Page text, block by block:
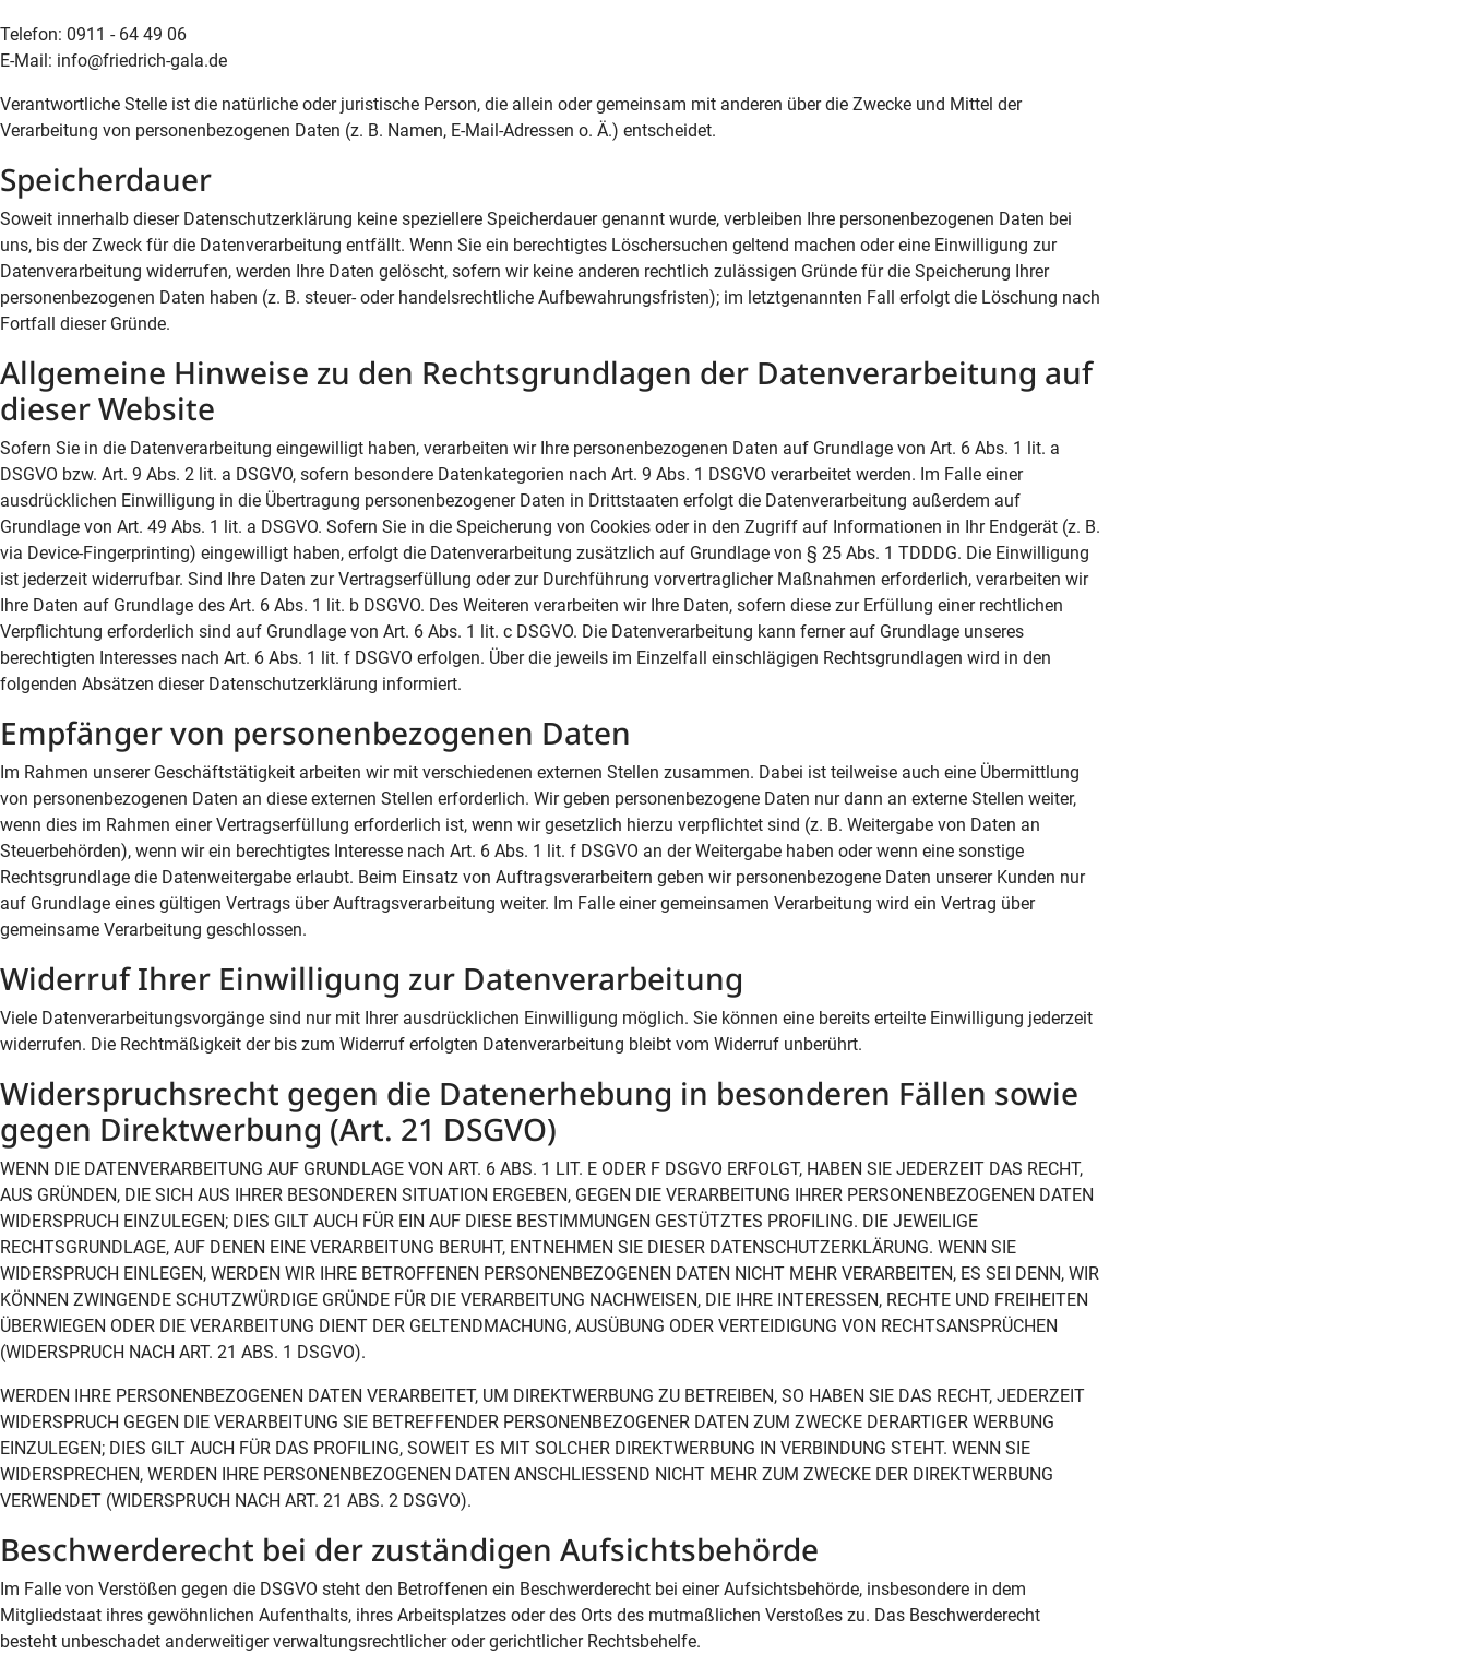
Telefon: 0911 - 64 49 06
E-Mail: info@friedrich-gala.de
Verantwortliche Stelle ist die natürliche oder juristische Person, die allein oder gemeinsam mit anderen über die Zwecke und Mittel der
Verarbeitung von personenbezogenen Daten (z. B. Namen, E-Mail-Adressen o. Ä.) entscheidet.
Speicherdauer
Soweit innerhalb dieser Datenschutzerklärung keine speziellere Speicherdauer genannt wurde, verbleiben Ihre personenbezogenen Daten bei
uns, bis der Zweck für die Datenverarbeitung entfällt. Wenn Sie ein berechtigtes Löschersuchen geltend machen oder eine Einwilligung zur
Datenverarbeitung widerrufen, werden Ihre Daten gelöscht, sofern wir keine anderen rechtlich zulässigen Gründe für die Speicherung Ihrer
personenbezogenen Daten haben (z. B. steuer- oder handelsrechtliche Aufbewahrungsfristen); im letztgenannten Fall erfolgt die Löschung nach
Fortfall dieser Gründe.
Allgemeine Hinweise zu den Rechtsgrundlagen der Datenverarbeitung auf
dieser Website
Sofern Sie in die Datenverarbeitung eingewilligt haben, verarbeiten wir Ihre personenbezogenen Daten auf Grundlage von Art. 6 Abs. 1 lit. a
DSGVO bzw. Art. 9 Abs. 2 lit. a DSGVO, sofern besondere Datenkategorien nach Art. 9 Abs. 1 DSGVO verarbeitet werden. Im Falle einer
ausdrücklichen Einwilligung in die Übertragung personenbezogener Daten in Drittstaaten erfolgt die Datenverarbeitung außerdem auf
Grundlage von Art. 49 Abs. 1 lit. a DSGVO. Sofern Sie in die Speicherung von Cookies oder in den Zugriff auf Informationen in Ihr Endgerät (z. B.
via Device-Fingerprinting) eingewilligt haben, erfolgt die Datenverarbeitung zusätzlich auf Grundlage von § 25 Abs. 1 TDDDG. Die Einwilligung
ist jederzeit widerrufbar. Sind Ihre Daten zur Vertragserfüllung oder zur Durchführung vorvertraglicher Maßnahmen erforderlich, verarbeiten wir
Ihre Daten auf Grundlage des Art. 6 Abs. 1 lit. b DSGVO. Des Weiteren verarbeiten wir Ihre Daten, sofern diese zur Erfüllung einer rechtlichen
Verpflichtung erforderlich sind auf Grundlage von Art. 6 Abs. 1 lit. c DSGVO. Die Datenverarbeitung kann ferner auf Grundlage unseres
berechtigten Interesses nach Art. 6 Abs. 1 lit. f DSGVO erfolgen. Über die jeweils im Einzelfall einschlägigen Rechtsgrundlagen wird in den
folgenden Absätzen dieser Datenschutzerklärung informiert.
Empfänger von personenbezogenen Daten
Im Rahmen unserer Geschäftstätigkeit arbeiten wir mit verschiedenen externen Stellen zusammen. Dabei ist teilweise auch eine Übermittlung
von personenbezogenen Daten an diese externen Stellen erforderlich. Wir geben personenbezogene Daten nur dann an externe Stellen weiter,
wenn dies im Rahmen einer Vertragserfüllung erforderlich ist, wenn wir gesetzlich hierzu verpflichtet sind (z. B. Weitergabe von Daten an
Steuerbehörden), wenn wir ein berechtigtes Interesse nach Art. 6 Abs. 1 lit. f DSGVO an der Weitergabe haben oder wenn eine sonstige
Rechtsgrundlage die Datenweitergabe erlaubt. Beim Einsatz von Auftragsverarbeitern geben wir personenbezogene Daten unserer Kunden nur
auf Grundlage eines gültigen Vertrags über Auftragsverarbeitung weiter. Im Falle einer gemeinsamen Verarbeitung wird ein Vertrag über
gemeinsame Verarbeitung geschlossen.
Widerruf Ihrer Einwilligung zur Datenverarbeitung
Viele Datenverarbeitungsvorgänge sind nur mit Ihrer ausdrücklichen Einwilligung möglich. Sie können eine bereits erteilte Einwilligung jederzeit
widerrufen. Die Rechtmäßigkeit der bis zum Widerruf erfolgten Datenverarbeitung bleibt vom Widerruf unberührt.
Widerspruchsrecht gegen die Datenerhebung in besonderen Fällen sowie
gegen Direktwerbung (Art. 21 DSGVO)
WENN DIE DATENVERARBEITUNG AUF GRUNDLAGE VON ART. 6 ABS. 1 LIT. E ODER F DSGVO ERFOLGT, HABEN SIE JEDERZEIT DAS RECHT,
AUS GRÜNDEN, DIE SICH AUS IHRER BESONDEREN SITUATION ERGEBEN, GEGEN DIE VERARBEITUNG IHRER PERSONENBEZOGENEN DATEN
WIDERSPRUCH EINZULEGEN; DIES GILT AUCH FÜR EIN AUF DIESE BESTIMMUNGEN GESTÜTZTES PROFILING. DIE JEWEILIGE
RECHTSGRUNDLAGE, AUF DENEN EINE VERARBEITUNG BERUHT, ENTNEHMEN SIE DIESER DATENSCHUTZERKLÄRUNG. WENN SIE
WIDERSPRUCH EINLEGEN, WERDEN WIR IHRE BETROFFENEN PERSONENBEZOGENEN DATEN NICHT MEHR VERARBEITEN, ES SEI DENN, WIR
KÖNNEN ZWINGENDE SCHUTZWÜRDIGE GRÜNDE FÜR DIE VERARBEITUNG NACHWEISEN, DIE IHRE INTERESSEN, RECHTE UND FREIHEITEN
ÜBERWIEGEN ODER DIE VERARBEITUNG DIENT DER GELTENDMACHUNG, AUSÜBUNG ODER VERTEIDIGUNG VON RECHTSANSPRÜCHEN
(WIDERSPRUCH NACH ART. 21 ABS. 1 DSGVO).
WERDEN IHRE PERSONENBEZOGENEN DATEN VERARBEITET, UM DIREKTWERBUNG ZU BETREIBEN, SO HABEN SIE DAS RECHT, JEDERZEIT
WIDERSPRUCH GEGEN DIE VERARBEITUNG SIE BETREFFENDER PERSONENBEZOGENER DATEN ZUM ZWECKE DERARTIGER WERBUNG
EINZULEGEN; DIES GILT AUCH FÜR DAS PROFILING, SOWEIT ES MIT SOLCHER DIREKTWERBUNG IN VERBINDUNG STEHT. WENN SIE
WIDERSPRECHEN, WERDEN IHRE PERSONENBEZOGENEN DATEN ANSCHLIESSEND NICHT MEHR ZUM ZWECKE DER DIREKTWERBUNG
VERWENDET (WIDERSPRUCH NACH ART. 21 ABS. 2 DSGVO).
Beschwerde­recht bei der zuständigen Aufsichts­behörde
Im Falle von Verstößen gegen die DSGVO steht den Betroffenen ein Beschwerderecht bei einer Aufsichtsbehörde, insbesondere in dem
Mitgliedstaat ihres gewöhnlichen Aufenthalts, ihres Arbeitsplatzes oder des Orts des mutmaßlichen Verstoßes zu. Das Beschwerderecht
besteht unbeschadet anderweitiger verwaltungsrechtlicher oder gerichtlicher Rechtsbehelfe.